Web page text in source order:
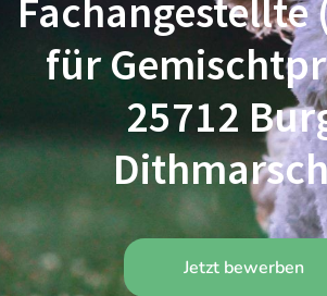
für
25712
Jetzt bewerben